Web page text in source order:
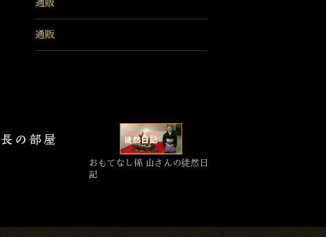
通販
通販
おもてなし係 山さんの徒然日
記